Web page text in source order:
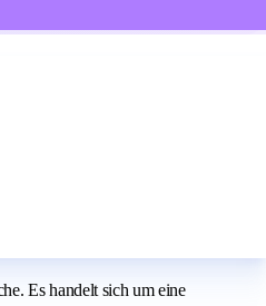
Es handelt sich um eine